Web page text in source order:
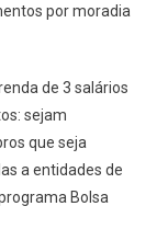
por moradia
de 3 salários
sejam
que seja
a entidades de
Bolsa